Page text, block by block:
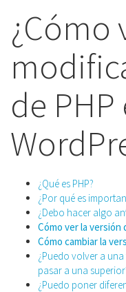
¿Cómo
de PHP
¿Qué es PHP?
¿Por qué es
¿Debo hacer algo
Cómo ver la
Cómo cambiar la
¿Puedo volver a
pasar a una
¿Puedo poner